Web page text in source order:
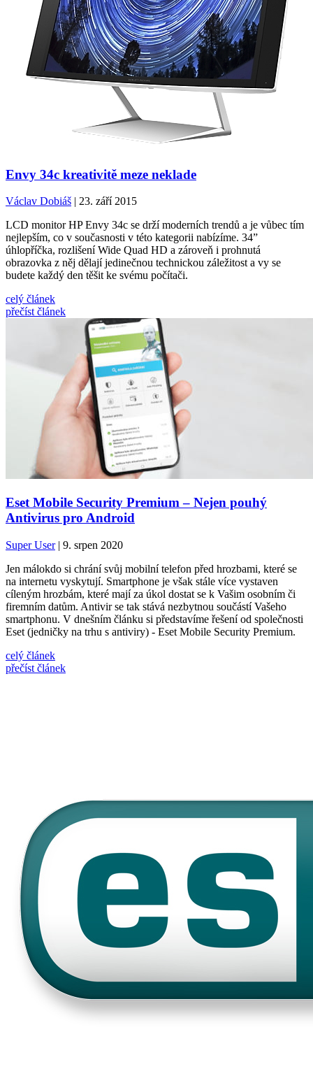
Envy 34c kreativitě meze neklade
Václav Dobiáš | 23. září 2015
LCD monitor HP Envy 34c se drží moderních trendů a je vůbec tím
nejlepším, co v současnosti v této kategorii nabízíme. 34”
úhlopříčka, rozlišení Wide Quad HD a zároveň i prohnutá
obrazovka z něj dělají jedinečnou technickou záležitost a vy se
budete každý den těšit ke svému počítači.
celý článek
přečíst článek
Eset Mobile Security Premium – Nejen pouhý
Antivirus pro Android
Super User| 9. srpen 2020
Jen málokdo si chrání svůj mobilní telefon před hrozbami, které se
na internetu vyskytují. Smartphone je však stále více vystaven
cíleným hrozbám, které mají za úkol dostat se k Vašim osobním či
firemním datům. Antivir se tak stává nezbytnou součástí Vašeho
smartphonu. V dnešním článku si představíme řešení od společnosti
Eset (jedničky na trhu s antiviry) - Eset Mobile Security Premium.
celý článek
přečíst článek